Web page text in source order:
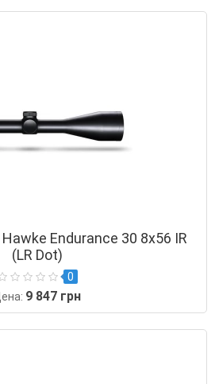
Endurance 30 8х56 IR
(LR Dot)
0
9 847 грн